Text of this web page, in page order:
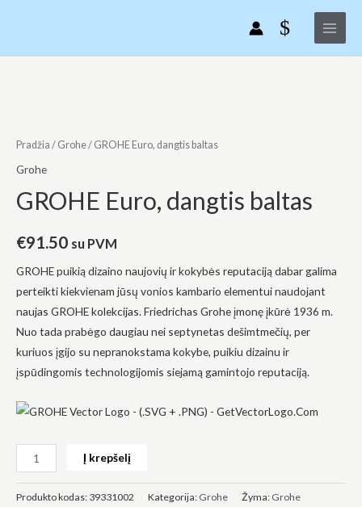
Main
Menu
Pradžia / Grohe/ GROHE Euro, dangtis baltas
Grohe
GROHE Euro, dangtis baltas
€91.50 su PVM
GROHE puikią dizaino naujovių ir kokybės reputaciją dabar galima
perteikti kiekvienam jūsų vonios kambario elementui naudojant
naujas GROHE kolekcijas. Friedrichas Grohe įmonę įkūrė 1936 m.
Nuo tada prabėgo daugiau nei septynetas dešimtmečių, per
kuriuos įgijo su nepranokstama kokybe, puikiu dizainu ir
įspūdingomis technologijomis siejamą gamintojo reputaciją.
Euro,
dangtis
Į krepšelį
Produkto kodas: 39331002 Kategorija: Grohe Žyma: Grohe
Būtinas
slapukai